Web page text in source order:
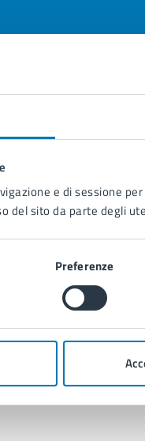
e di sessione
del sito da parte degli
Preferenze
le domande frequenti
assistenza
appuntamento
Segnala disservizio